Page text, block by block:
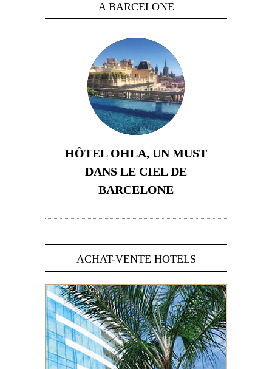
A BARCELONE
HÔTEL OHLA, UN MUST
DANS LE CIEL DE
BARCELONE
ACHAT-VENTE HOTELS